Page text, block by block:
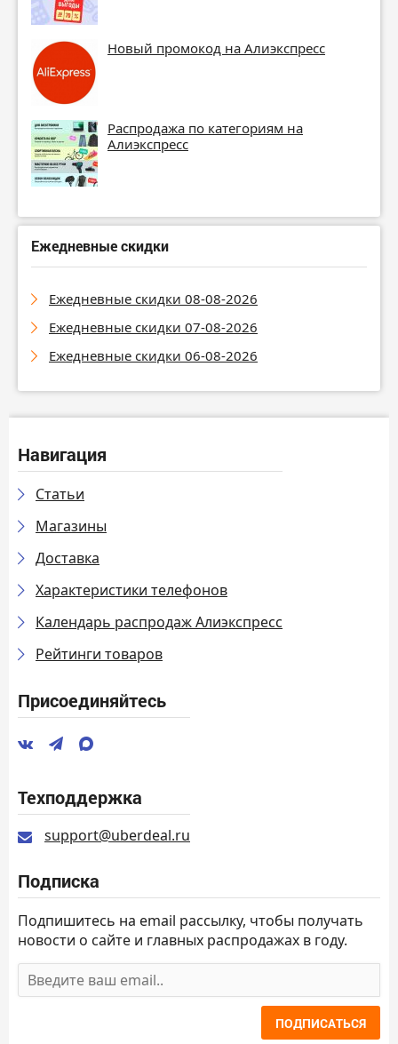
Новый промокод на Алиэкспресс
Распродажа по категориям на
Алиэкспресс
Ежедневные скидки
Ежедневные скидки 08-08-2026
Ежедневные скидки 07-08-2026
Ежедневные скидки 06-08-2026
Навигация
Статьи
Магазины
Доставка
Характеристики телефонов
Календарь распродаж Алиэкспресс
Рейтинги товаров
Присоединяйтесь
Техподдержка
support@uberdeal.ru
Подписка
Подпишитесь на email рассылку, чтобы получать
новости о сайте и главных распродажах в году.
ПОДПИСАТЬСЯ